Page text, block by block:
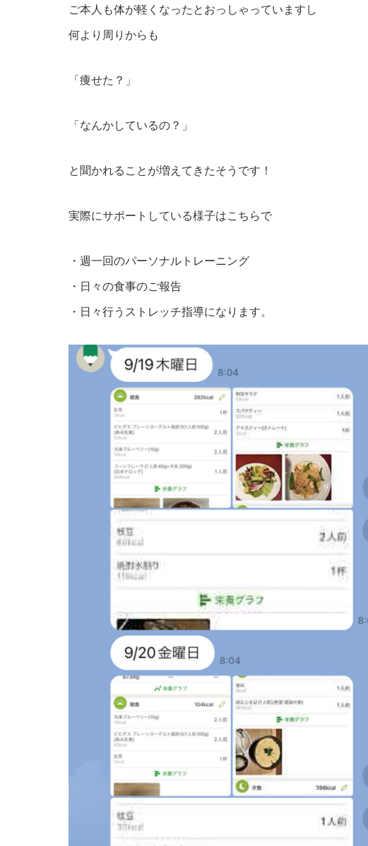
ご本人も体が軽くなったとおっしゃっていますし
何より周りからも
「痩せた？」
「なんかしているの？」
と聞かれることが増えてきたそうです！
実際にサポートしている様子はこちらで
・週一回のパーソナルトレーニング
・日々の食事のご報告
・日々行うストレッチ指導になります。